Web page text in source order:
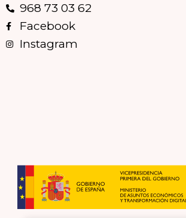
968 73 03 62
Facebook
Instagram